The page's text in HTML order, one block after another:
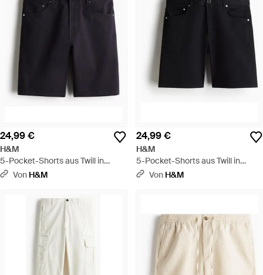
24,99 €
H&M
5-Pocket-Shorts aus Twill in
Regular Fit - Blau
Von H&M
24,99 €
H&M
5-Pocket-Shorts aus Twill in
Regular Fit - Schwarz
Von H&M